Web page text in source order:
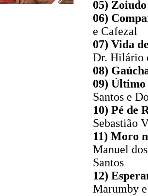
05)
06)
e Cafezal
07) Vida
Dr. Hilário
08)
09)
Santos e
10) Pé de
Sebastião
11) Moro
Manuel
Santos
12)
Marumby